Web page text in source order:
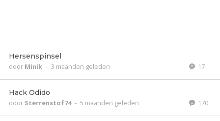
Hersenspinsel
door Minik - 3 maanden geleden 17
Hack Odido
door Sterrenstof74 - 5 maanden geleden 170